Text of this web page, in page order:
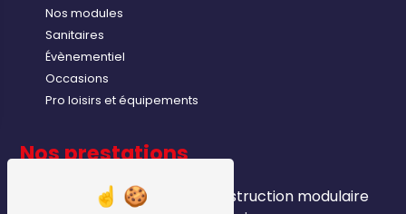
Nos modules
Sanitaires
Évènementiel
Occasions
Pro loisirs et équipements
Nos prestations
module industriels
construction modulaire